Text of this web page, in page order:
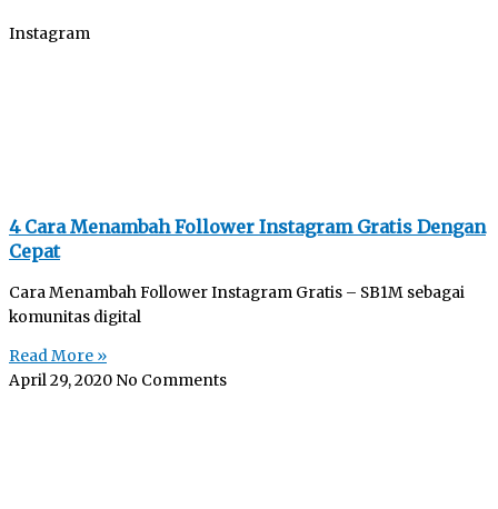
Instagram
4 Cara Menambah Follower Instagram Gratis Dengan
Cepat
Cara Menambah Follower Instagram Gratis – SB1M sebagai
komunitas digital
Read More »
April 29, 2020 No Comments